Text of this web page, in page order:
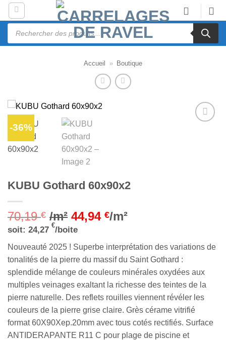
Passer
contenu
Recherche
Accueil » Boutique
-36%
KUBU Gothard 60x90x2
70,19€ /m² 44,94€/m²
soit: 24,27 €/boite
Nouveauté 2025 ! Superbe interprétation des variations de
tonalités de la pierre du massif du Saint Gothard :
splendide mélange de couleurs minérales oxydées aux
multiples veinages exaltant la richesse des teintes de la
pierre naturelle. Des reflets rouilles viennent révéler les
couleurs de la pierre grise claire. Grès cérame vitrifié
format 60X90Xep.20mm avec tous cotés rectifiés. Surface
ANTIDERAPANTE R11 C pour plage de piscine et